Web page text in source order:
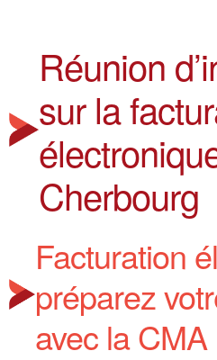
Réunion
sur la
Cherbourg
Facturation
préparez
avec la